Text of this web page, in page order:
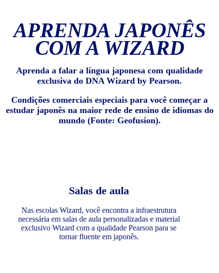
APRENDA JAPONÊS
COM A WIZARD
Aprenda a falar a língua japonesa com qualidade
exclusiva do DNA Wizard by Pearson.
Condições comerciais especiais para você começar a
estudar japonês na maior rede de ensino de idiomas do
mundo (Fonte: Geofusion).
Salas de aula
Nas escolas Wizard, você encontra a infraestrutura
necessária em salas de aula personalizadas e material
exclusivo Wizard com a qualidade Pearson para se
tornar fluente em japonês.